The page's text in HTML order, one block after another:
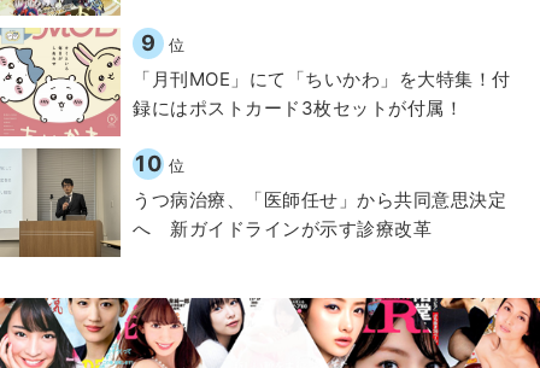
9 位
「月刊MOE」にて「ちいかわ」を大特集！付
録にはポストカード3枚セットが付属！
10 位
うつ病治療、「医師任せ」から共同意思決定
へ 新ガイドラインが示す診療改革